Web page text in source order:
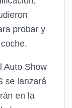
probar y
Auto Show
se lanzará
en la